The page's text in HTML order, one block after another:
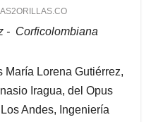
- Corficolombiana
María Lorena Gutiérrez,
Iragua, del Opus
Andes, Ingeniería